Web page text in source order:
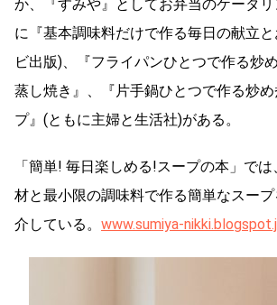
か、『すみや』としてお弁当のケータ
に『基本調味料だけで作る毎日の献立
ビ出版)、『フライパンひとつで作る炒
蒸し焼き』、『片手鍋ひとつで作る炒
プ』(ともに主婦と生活社)がある。
「簡単! 毎日楽しめる!スープの本」で
材と最小限の調味料で作る簡単なスー
介している。 www.sumiya-